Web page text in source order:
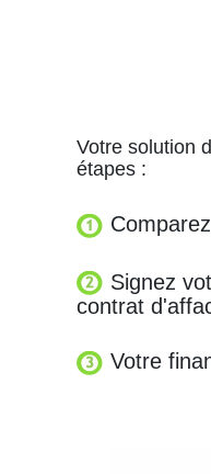
Votre solution
étapes :
Signez
contrat
Votre